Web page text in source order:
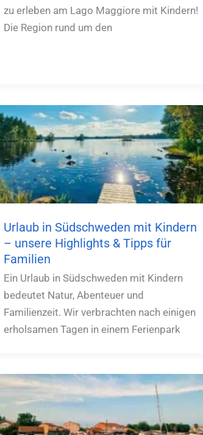
zu erleben am Lago Maggiore mit Kindern!
Die Region rund um den
Urlaub in Südschweden mit Kindern
– unsere Highlights & Tipps für
Familien
Ein Urlaub in Südschweden mit Kindern
bedeutet Natur, Abenteuer und
Familienzeit. Wir verbrachten nach einigen
erholsamen Tagen in einem Ferienpark